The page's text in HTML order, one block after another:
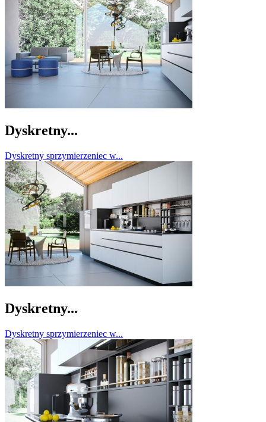
Dyskretny...
Dyskretny sprzymierzeniec w...
Dyskretny...
Dyskretny sprzymierzeniec w...